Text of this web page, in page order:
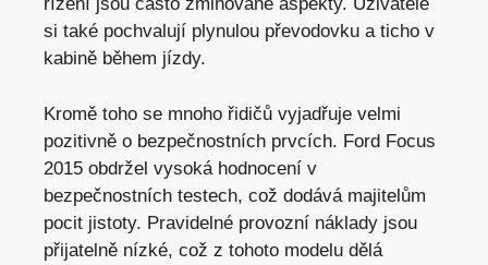
si také pochvalují plynulou převodovku a ticho v
kabině během jízdy.
Kromě toho se mnoho řidičů vyjadřuje velmi
pozitivně o bezpečnostních prvcích. Ford Focus
2015 obdržel vysoká hodnocení v
bezpečnostních testech, což dodává majitelům
pocit jistoty. Pravidelné provozní náklady jsou
přijatelně nízké, což z tohoto modelu dělá